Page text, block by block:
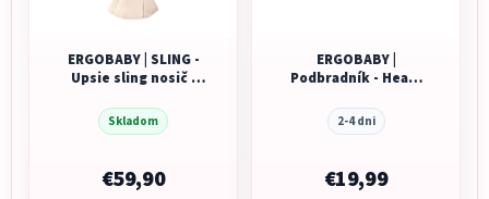
ERGOBABY | SLING -
Upsie sling nosič -
Skladom
€59,90
ERGOBABY |
Podbradník - Heart
2-4 dni
€19,99